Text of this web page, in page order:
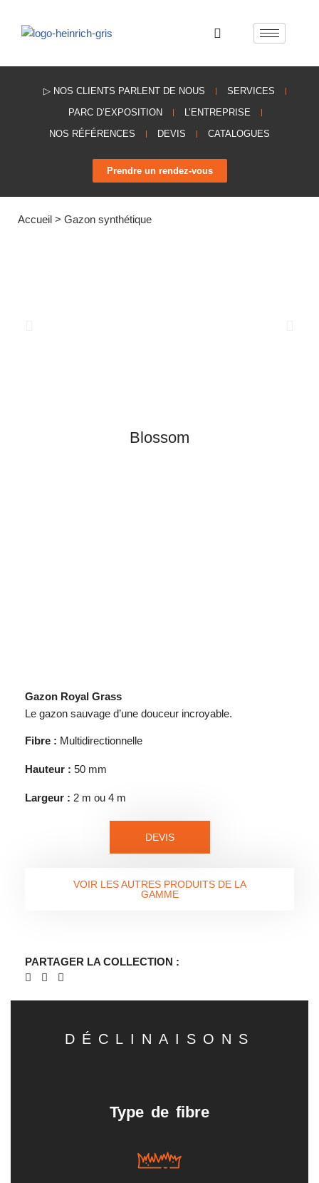
Aller
▷ NOS CLIENTS PARLENT DE NOUS
SERVICES
PARC D’EXPOSITION
L’ENTREPRISE
NOS RÉFÉRENCES
DEVIS CATALOGUES
Prendre un rendez-vous
Accueil > Gazon synthétique
Blossom
Gazon Royal Grass
Le gazon sauvage d’une douceur incroyable.
Fibre : Multidirectionnelle
Hauteur : 50 mm
Largeur : 2 m ou 4 m
DEVIS
VOIR LES AUTRES PRODUITS DE LA
GAMME
PARTAGER LA COLLECTION :
DÉCLINAISONS
Type de fibre